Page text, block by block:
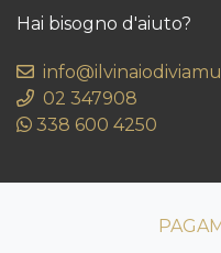
Hai bisogno d'aiuto?
02 347908
338 600 4250